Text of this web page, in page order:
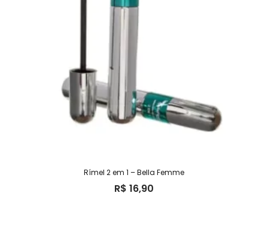
Rímel 2 em 1 – Bella Femme
R$ 16,90